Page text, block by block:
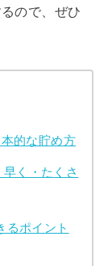
ので、ぜひ
的な貯め方
く・たくさ
るポイント